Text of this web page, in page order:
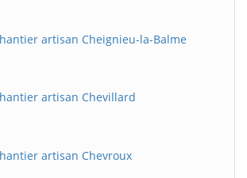
artisan Cheignieu-la-Balme
artisan Chevillard
artisan Chevroux